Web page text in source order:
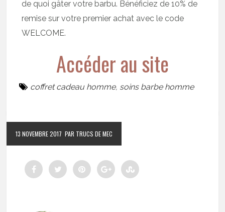
de quoi gâter votre barbu. Bénéficiez de 10% de
remise sur votre premier achat avec le code
WELCOME.
Accéder au site
coffret cadeau homme, soins barbe homme
13 NOVEMBRE 2017 PAR TRUCS DE MEC